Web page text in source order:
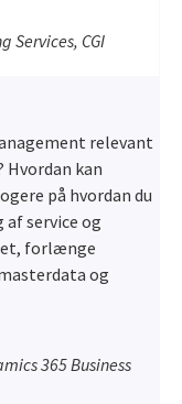
Services, CGI
relevant
kan
på hvordan du
service og
forlænge
og
365 Business